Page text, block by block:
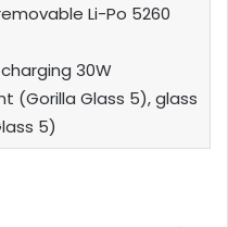
Li-Po 5260
30W
(Gorilla Glass 5), glass
5)